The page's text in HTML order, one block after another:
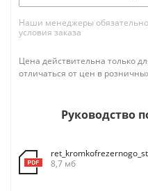
Наши менеджеры обязательно
условия заказа
Цена действительна только
отличаться от цен в
Руководство
8,7 мб